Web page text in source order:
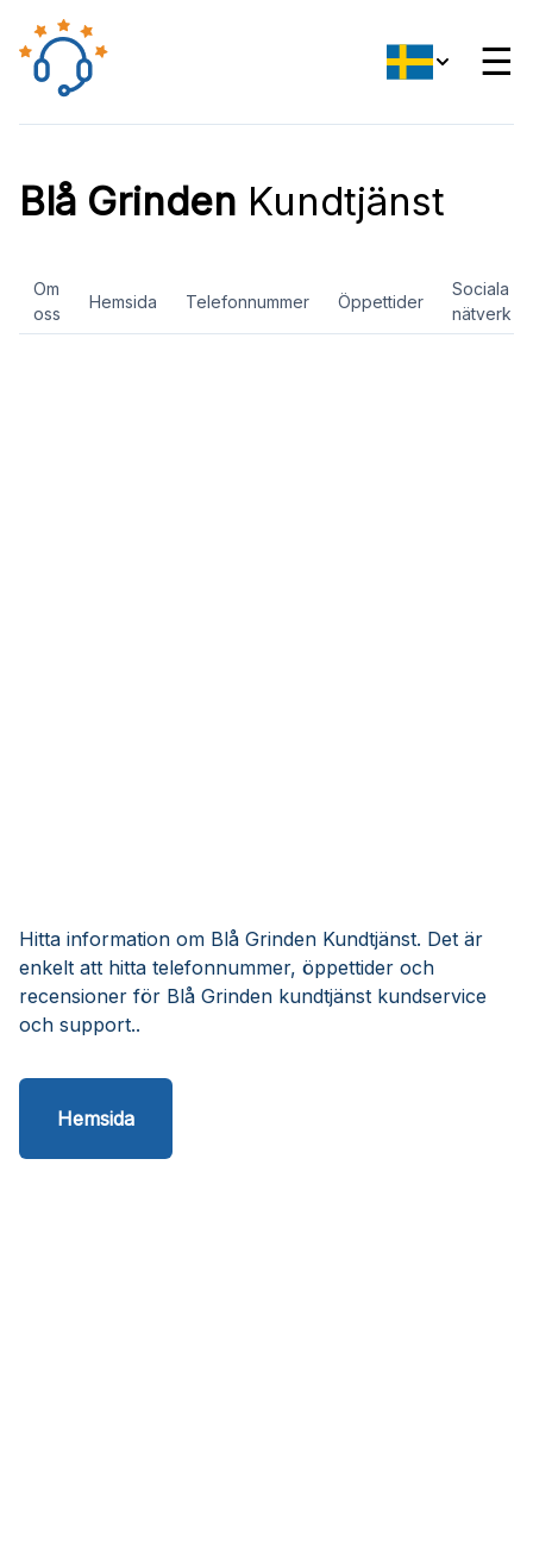
☰
Blå Grinden Kundtjänst
Om
oss
Hemsida Telefonnummer Öppettider
Sociala
nätverk
Hitta information om Blå Grinden Kundtjänst. Det är
enkelt att hitta telefonnummer, öppettider och
recensioner för Blå Grinden kundtjänst kundservice
och support..
Hemsida